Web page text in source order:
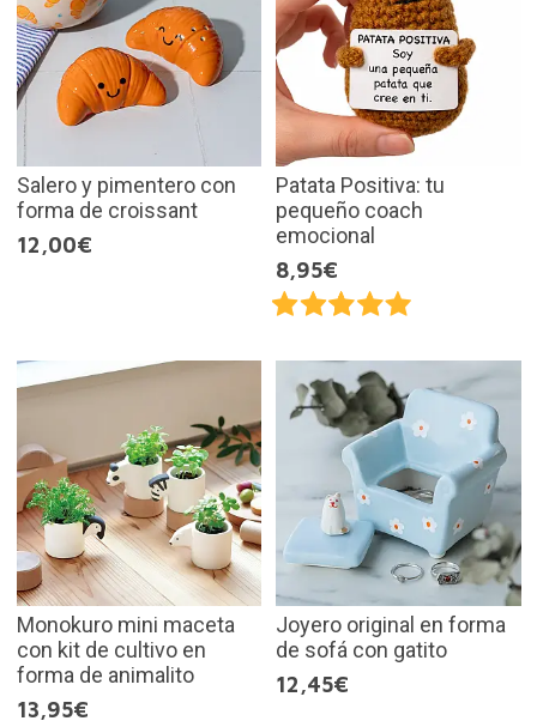
Salero y pimentero con
forma de croissant
12,00€
Patata Positiva: tu
pequeño coach
emocional
8,95€
Monokuro mini maceta
con kit de cultivo en
forma de animalito
13,95€
Joyero original en forma
de sofá con gatito
12,45€